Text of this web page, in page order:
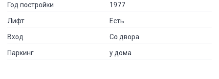
Год постройки 1977
Лифт Есть
Вход Со двора
Паркинг у дома